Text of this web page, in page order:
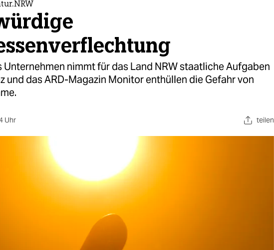
Unternehmen nimmt für das Land NRW staatliche Aufgaben
und das ARD-Magazin Monitor enthüllen die Gefahr von
Uhr teilen